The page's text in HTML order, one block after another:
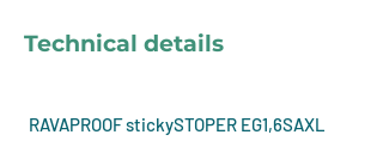
Technical details
RAVAPROOF stickySTOPER EG1,6SAXL